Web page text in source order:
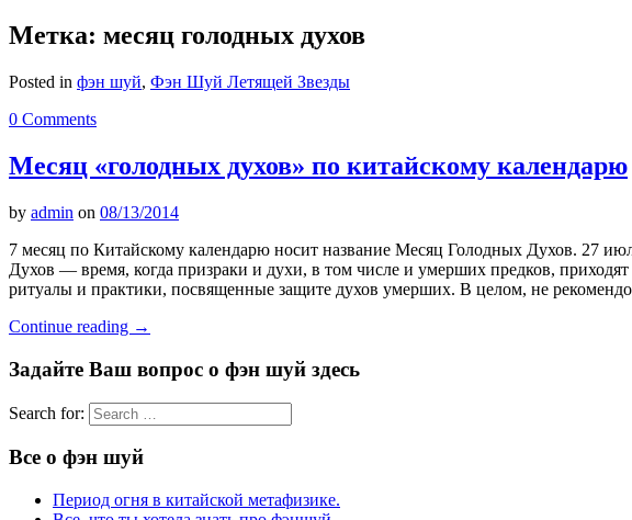
Метка: месяц голодных духов
Posted in фэн шуй, Фэн Шуй Летящей Звезды
0 Comments
Месяц «голодных духов» по китайскому календарю
by admin on 08/13/2014
7 месяц по Китайскому календарю носит название Месяц Голодных Духов. 27
Духов — время, когда призраки и духи, в том числе и умерших предков,
ритуалы и практики, посвященные защите духов умерших. В целом, не
Continue reading →
Задайте Ваш вопрос о фэн шуй здесь
Search for:
Все о фэн шуй
Период огня в китайской метафизике.